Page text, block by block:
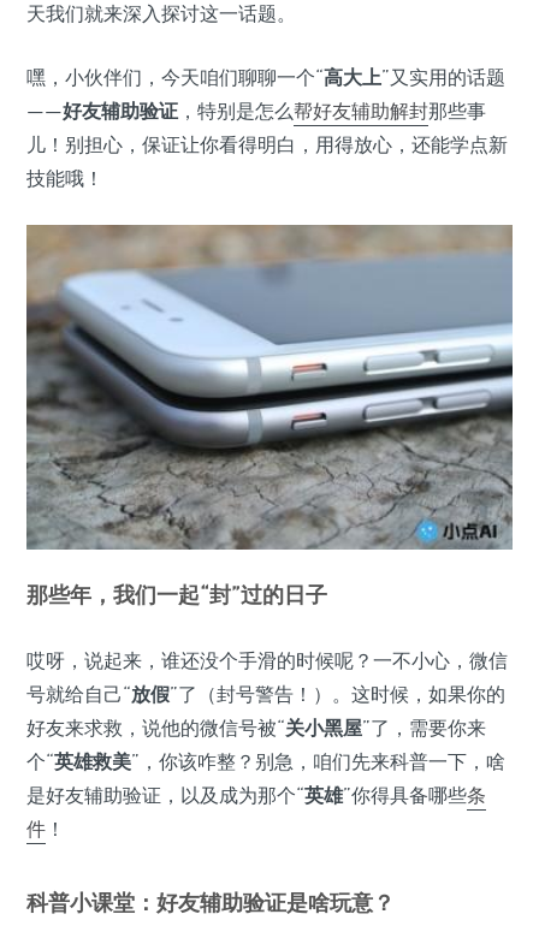
天我们就来深入探讨这一话题。
嘿，小伙伴们，今天咱们聊聊一个“高大上”又实用的话题
——好友辅助验证 ，特别是怎么帮好友辅助解封那些事
儿！别担心，保证让你看得明白，用得放心，还能学点新
技能哦！
那些年，我们一起“封”过的日子
哎呀，说起来，谁还没个手滑的时候呢？一不小心，微信
号就给自己“放假”了（封号警告！）。这时候，如果你的
好友来求救，说他的微信号被“关小黑屋”了，需要你来
个“英雄救美”，你该咋整？别急，咱们先来科普一下，啥
是好友辅助验证，以及成为那个“英雄”你得具备哪些条
件 ！
科普小课堂：好友辅助验证是啥玩意？